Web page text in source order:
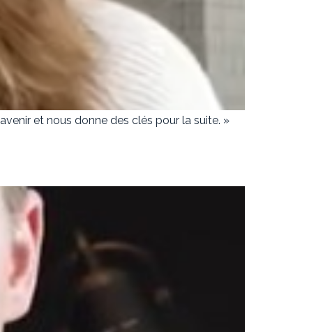
et nous donne des clés pour la suite. »